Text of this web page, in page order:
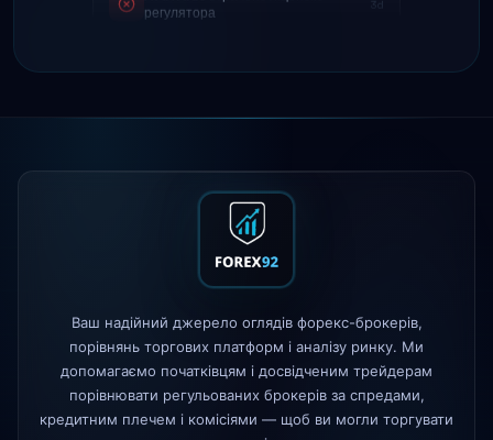
Tickmillшвидкість виведення тепер
IC Marketsзменшений спред
змінено політику кредитного
нульовою комісією
регулятора
3d
Tickmillшвидкість виведення тепер
4d
Ваш надійний джерело оглядів форекс-брокерів,
порівнянь торгових платформ і аналізу ринку. Ми
допомагаємо початківцям і досвідченим трейдерам
порівнювати регульованих брокерів за спредами,
кредитним плечем і комісіями — щоб ви могли торгувати